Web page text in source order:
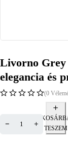
Livorno Grey
elegancia és
(0
TESZEM